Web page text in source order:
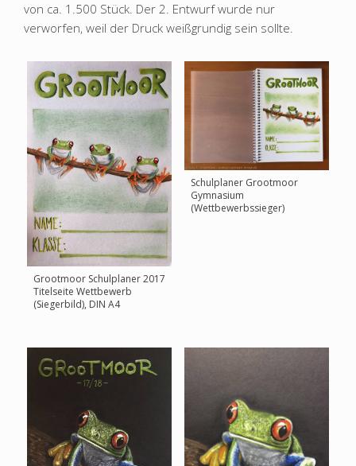
von ca. 1.500 Stück. Der 2. Entwurf wurde nur
verworfen, weil der Druck weißgrundig sein sollte.
Grootmoor Schulplaner 2017
Titelseite Wettbewerb
(Siegerbild), DIN A4
Schulplaner Grootmoor
Gymnasium
(Wettbewerbssieger)